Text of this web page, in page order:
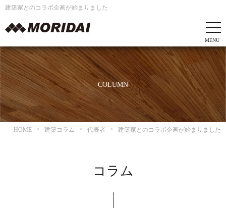
建築家とのコラボ企画が始まりました
COLUMN
HOME 建築コラム 代表者 建築家とのコラボ企画が始まりました
コラム